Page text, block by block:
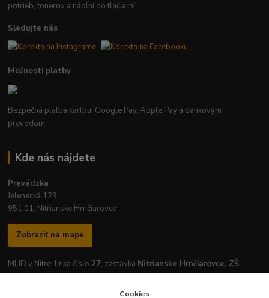
potrieb, tonerov a náplní do tlačiarní.
Sledujte nás
Možnosti platby
Bezpečná platba kartou, Google Pay, Apple Pay a bankovým
prevodom.
Kde nás nájdete
Prevádzka:
Jelenecká 129
951 01, Nitrianske Hrnčiarovce
Zobraziť na mape
MHD v Nitre: linka číslo 27, zastávka Nitrianske Hrnčiarovce, ZŠ
Cookies